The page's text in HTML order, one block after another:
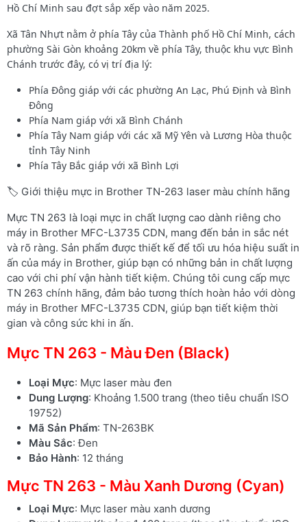
Hồ Chí Minh sau đợt sắp xếp vào năm 2025.
Xã Tân Nhựt nằm ở phía Tây của Thành phố Hồ Chí Minh, cách
phường Sài Gòn khoảng 20km về phía Tây, thuộc khu vực Bình
Chánh trước đây, có vị trí địa lý:
Phía Đông giáp với các phường An Lạc, Phú Định và Bình
Đông
Phía Nam giáp với xã Bình Chánh
Phía Tây Nam giáp với các xã Mỹ Yên và Lương Hòa thuộc
tỉnh Tây Ninh
Phía Tây Bắc giáp với xã Bình Lợi
🏷️ Giới thiệu mực in Brother TN-263 laser màu chính hãng
Mực TN 263 là loại mực in chất lượng cao dành riêng cho
máy in Brother MFC-L3735 CDN, mang đến bản in sắc nét
và rõ ràng. Sản phẩm được thiết kế để tối ưu hóa hiệu suất in
ấn của máy in Brother, giúp bạn có những bản in chất lượng
cao với chi phí vận hành tiết kiệm. Chúng tôi cung cấp mực
TN 263 chính hãng, đảm bảo tương thích hoàn hảo với dòng
máy in Brother MFC-L3735 CDN, giúp bạn tiết kiệm thời
gian và công sức khi in ấn.
Mực TN 263 - Màu Đen (Black)
Loại Mực: Mực laser màu đen
Dung Lượng: Khoảng 1.500 trang (theo tiêu chuẩn ISO
19752)
Mã Sản Phẩm: TN-263BK
Màu Sắc: Đen
Bảo Hành: 12 tháng
Mực TN 263 - Màu Xanh Dương (Cyan)
Loại Mực: Mực laser màu xanh dương